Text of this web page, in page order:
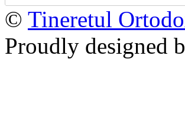
© Tineretul
Proudly designed